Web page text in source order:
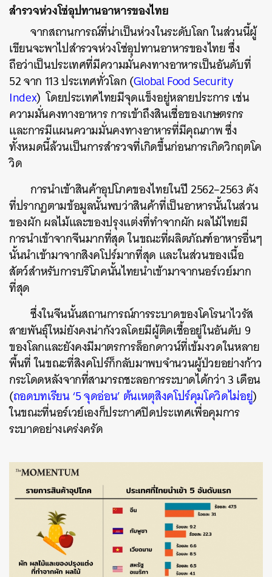
สำรวจห่วงโซ่อุปทานอาหารของไทย
จากสถานการณ์ที่น่าเป็นห่วงในระดับโลก ในส่วนนี้ผู้
เขียนจะพาไปสำรวจห่วงโซ่อุปทานอาหารของไทย ซึ่ง
ถือว่าเป็นประเทศที่มีความมั่นคงทางอาหารเป็นอันดับที่
52 จาก 113 ประเทศทั่วโลก (Global Food Security
Index) โดยประเทศไทยมีจุดแข็งอยู่หลายประการ เช่น
ความมั่นคงทางอาหาร การเข้าถึงสินเชื่อของเกษตรกร
และการมีแผนความมั่นคงทางอาหารที่มีคุณภาพ ซึ่ง
ทั้งหมดนี้ล้วนเป็นการสำรวจที่เกิดขึ้นก่อนการเกิดวิกฤตโค
วิด
การนำเข้าสินค้าอุปโภคของไทยในปี 2562–2563 ดัง
ที่ปรากฏตามข้อมูลนั้นพบว่าสินค้าที่เป็นอาหารนั้นในส่วน
ของผัก ผลไม้และของปรุงแต่งที่ทำจากผัก ผลไม้ไทยมี
การนำเข้าจากจีนมากที่สุด ในขณะที่ผลิตภัณฑ์อาหารอื่นๆ
นั้นนำเข้ามาจากสิงคโปร์มากที่สุด และในส่วนของเนื้อ
สัตว์สำหรับการบริโภคนั้นไทยนำเข้ามาจากนอร์เวย์มาก
ที่สุด
ซึ่งในจีนนั้นสถานการณ์การระบาดของโคโรนาไวรัส
สายพันธุ์ใหม่ยังคงน่ากังวลโดยมีผู้ติดเชื้ออยู่ในอันดับ 9
ของโลกและยังคงมีมาตรการล็อกดาวน์ที่เข้มงวดในหลาย
พื้นที่ ในขณะที่สิงคโปร์ก็กลับมาพบจำนวนผู้ป่วยอย่างก้าว
กระโดดหลังจากที่สามารถชะลอการระบาดได้กว่า 3 เดือน
(ถอดบทเรียน ‘5 จุดอ่อน’ ต้นเหตุสิงคโปร์คุมโควิดไม่อยู่)
ในขณะที่นอร์เวย์เองก็ประกาศปิดประเทศเพื่อคุมการ
ระบาดอย่างเคร่งครัด